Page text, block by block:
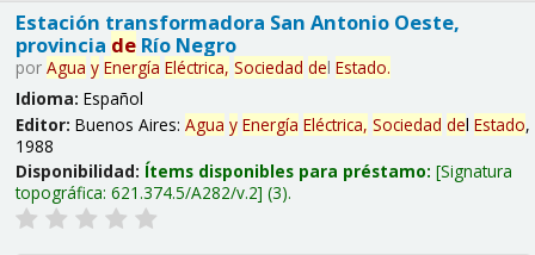
Estación transformadora San Antonio Oeste,
provincia deRío Negro
por Agua y Energía Eléctrica, Sociedad del Estado.
Idioma: Español
Editor: Buenos Aires: Agua y Energía Eléctrica, Sociedad del Estado,
1988
Disponibilidad: Ítems disponibles para préstamo: Signatura
topográfica: 621.374.5/A282/v.2 (3).